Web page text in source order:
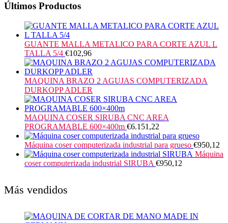
Últimos Productos
GUANTE MALLA METALICO PARA CORTE AZUL L
TALLA 5/4 €102,96
MAQUINA BRAZO 2 AGUJAS COMPUTERIZADA
DURKOPP ADLER
MAQUINA COSER SIRUBA CNC AREA
PROGRAMABLE 600×400m €6.151,22
Máquina coser computerizada industrial para grueso €950,12
Máquina
coser computerizada industrial SIRUBA €950,12
Más vendidos